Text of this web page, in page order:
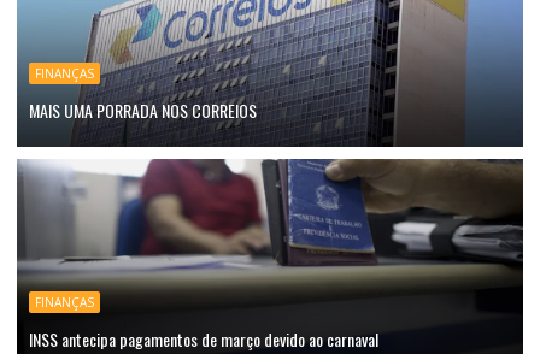
FINANÇAS
MAIS UMA PORRADA NOS CORREIOS
FINANÇAS
INSS antecipa pagamentos de março devido ao carnaval